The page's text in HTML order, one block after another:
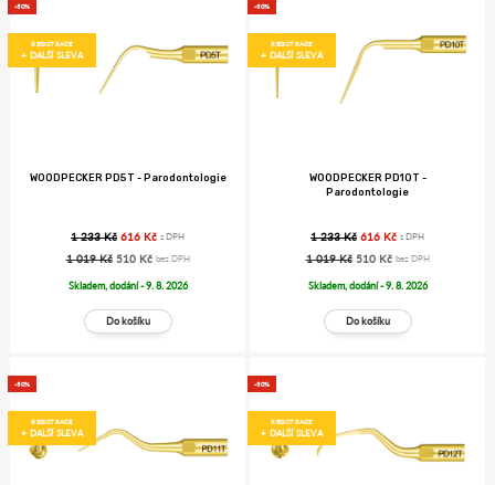
-50%
REGISTRACE
+ DALŠÍ SLEVA
WOODPECKER PD5T - Parodontologie
1 233 Kč 616 Kč s DPH
1 019 Kč 510 Kč bez DPH
Skladem, dodání - 9. 8. 2026
-50%
REGISTRACE
+ DALŠÍ SLEVA
WOODPECKER PD10T -
Parodontologie
1 233 Kč 616 Kč s DPH
1 019 Kč 510 Kč bez DPH
Skladem, dodání - 9. 8. 2026
-50%
REGISTRACE
+ DALŠÍ SLEVA
-50%
REGISTRACE
+ DALŠÍ SLEVA